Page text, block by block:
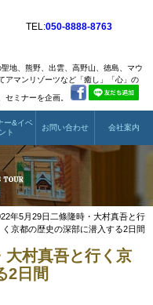
地、熊野、出雲、高野山、徳島、マウ
アマンリゾーツなど 「癒し」「心」の
ミナーを企画。
TEL:050-8888-8763
ー&イベ
ント
お問い合わせ 会社案内
年5月29日二條隆時・大村真吾と行
く京都の歴史の深部に潜入する2日間
大村真吾と行く京
2日間